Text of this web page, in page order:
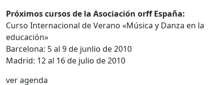
Próximos cursos de la Asociación orff España:
Curso Internacional de Verano «Música y Danza en la
educación»
Barcelona: 5 al 9 de junlio de 2010
Madrid: 12 al 16 de julio de 2010
ver agenda